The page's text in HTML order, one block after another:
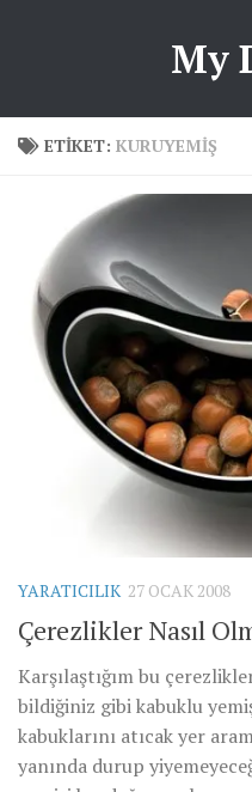
My
ETIKET: KURUYEMIŞ
YARATICILIK 27 OCAK 2008
Çerezlikler Nasıl
Karşılaştığım bu
bildiğiniz gibi kabuklu
kabuklarını atıcak yer
yanında durup